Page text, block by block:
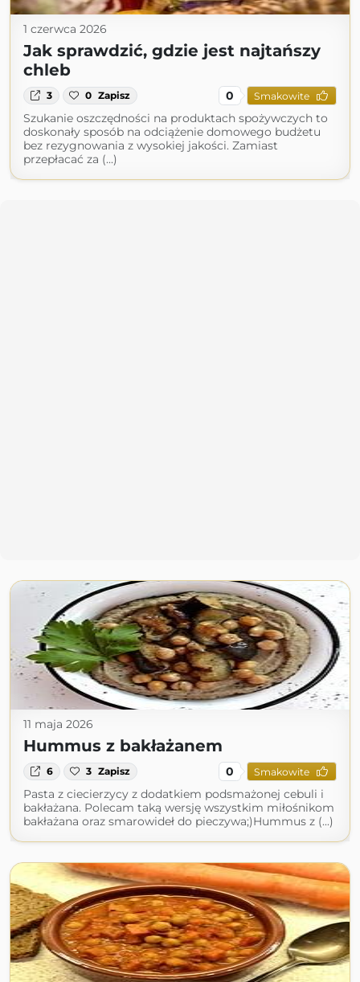
1 czerwca 2026
Jak sprawdzić, gdzie jest najtańszy
chleb
3 0 Zapisz 0 Smakowite
Szukanie oszczędności na produktach spożywczych to
doskonały sposób na odciążenie domowego budżetu
bez rezygnowania z wysokiej jakości. Zamiast
przepłacać za (...)
11 maja 2026
Hummus z bakłażanem
6 3 Zapisz 0 Smakowite
Pasta z ciecierzycy z dodatkiem podsmażonej cebuli i
bakłażana. Polecam taką wersję wszystkim miłośnikom
bakłażana oraz smarowideł do pieczywa;)Hummus z (...)